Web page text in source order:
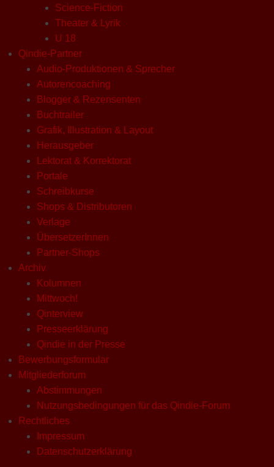
Science-Fiction
Theater & Lyrik
U 18
Qindie-Partner
Audio-Produktionen & Sprecher
Autorencoaching
Blogger & Rezensenten
Buchtrailer
Grafik, Illustration & Layout
Herausgeber
Lektorat & Korrektorat
Portale
Schreibkurse
Shops & Distributoren
Verlage
ÜbersetzerInnen
Partner-Shops
Archiv
Kolumnen
Mittwoch!
Qinterview
Presseerklärung
Qindie in der Presse
Bewerbungsformular
Mitgliederforum
Abstimmungen
Nutzungsbedingungen für das Qindie-Forum
Rechtliches
Impressum
Datenschutzerklärung